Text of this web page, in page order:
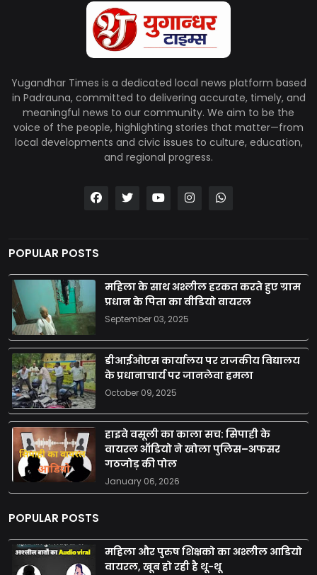
Yugandhar Times is a dedicated local news platform based
in Padrauna, committed to delivering accurate, timely, and
meaningful news to our community. We aim to be the
voice of the people, highlighting stories that matter—from
local developments and civic issues to culture, education,
and regional progress.
POPULAR POSTS
महिला के साथ अश्लील हरकत करते हुए ग्राम
प्रधान के पिता का वीडियो वायरल
September 03, 2025
डीआईओएस कार्यालय पर राजकीय विद्यालय
के प्रधानाचार्य पर जानलेवा हमला
October 09, 2025
हाइवे वसूली का काला सच: सिपाही के
वायरल ऑडियो ने खोला पुलिस–अफसर
गठजोड़ की पोल
January 06, 2026
POPULAR POSTS
महिला और पुरुष शिक्षको का अश्लील आडियो
वायरल, खूब हो रही है थू-थू